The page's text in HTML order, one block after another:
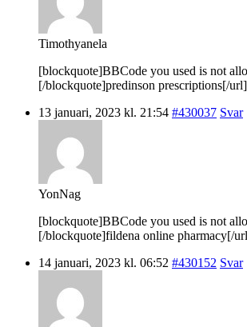
Timothyanela
[blockquote]BBCode you used is not
[/blockquote]predinson prescriptions[/url]
13 januari, 2023 kl. 21:54 #430037 Svar
YonNag
[blockquote]BBCode you used is not
[/blockquote]fildena online pharmacy[/
14 januari, 2023 kl. 06:52 #430152 Svar